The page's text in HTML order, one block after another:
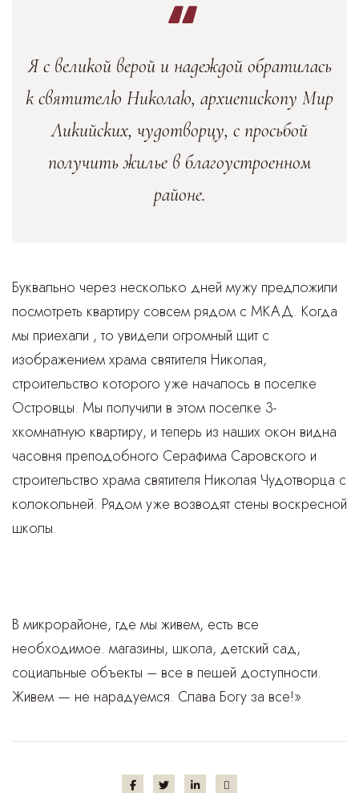
Я с великой верой и надеждой обратилась
к святителю Николаю, архиепископу Мир
Ликийских, чудотворцу, с просьбой
получить жилье в благоустроенном
районе.
Буквально через несколько дней мужу предложили
посмотреть квартиру совсем рядом с МКАД. Когда
мы приехали , то увидели огромный щит с
изображением храма святителя Николая,
строительство которого уже началось в поселке
Островцы. Мы получили в этом поселке 3-
хкомнатную квартиру, и теперь из наших окон видна
часовня преподобного Серафима Саровского и
строительство храма святителя Николая Чудотворца с
колокольней. Рядом уже возводят стены воскресной
школы.
В микрорайоне, где мы живем, есть все
необходимое. магазины, школа, детский сад,
социальные объекты – все в пешей доступности.
Живем — не нарадуемся. Слава Богу за все!»